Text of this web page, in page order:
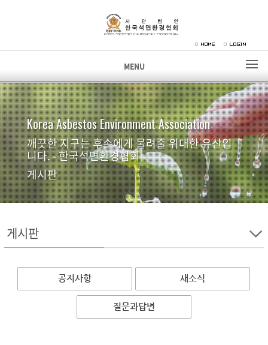
MENU
Korea Asbestos Environment Association
깨끗한 지구는 후손에게 물려줄 위대한 유산입
니다. - 한국석면환경협회
게시판
게시판
공지사항 새소식
질문과답변